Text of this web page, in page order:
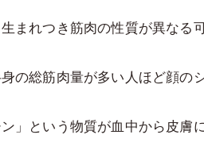
まれつき筋肉の性質が異なる
の総筋肉量が多い人ほど顔の
」という物質が血中から皮膚